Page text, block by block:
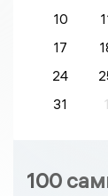
10
17
24
31
1
100